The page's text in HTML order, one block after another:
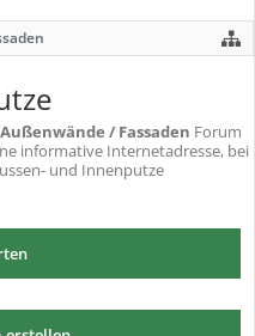
Außenwände / Fassaden Forum
informative Internetadresse, bei
und Innenputze